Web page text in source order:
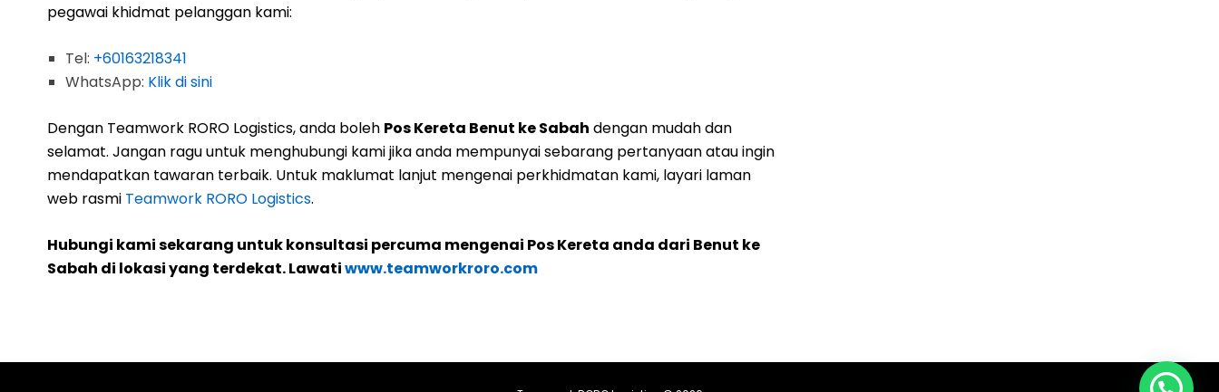
pegawai khidmat pelanggan kami:
Tel: +60163218341
WhatsApp: Klik di sini
Dengan Teamwork RORO Logistics, anda boleh Pos Kereta Benut ke Sabah dengan mudah dan
selamat. Jangan ragu untuk menghubungi kami jika anda mempunyai sebarang pertanyaan atau ingin
mendapatkan tawaran terbaik. Untuk maklumat lanjut mengenai perkhidmatan kami, layari laman
web rasmi Teamwork RORO Logistics.
Hubungi kami sekarang untuk konsultasi percuma mengenai Pos Kereta anda dari Benut ke
Sabah di lokasi yang terdekat. Lawatiwww.teamworkroro.com